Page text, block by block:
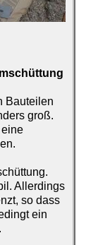
Bauteilen
groß.
Allerdings
so dass
ein